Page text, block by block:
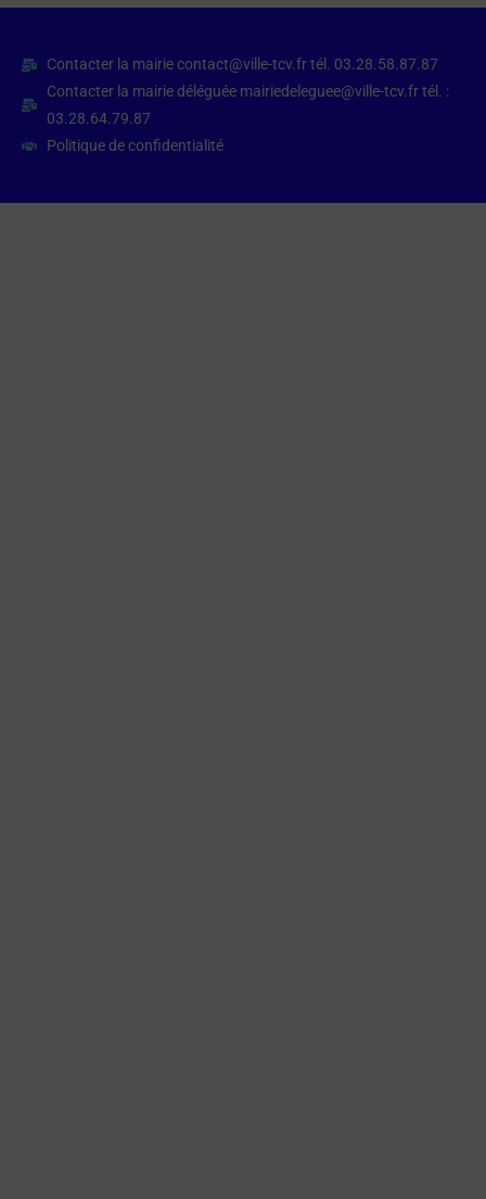
Contacter la mairie contact@ville-tcv.fr tél. 03.28.58.87.87
Contacter la mairie déléguée mairiedeleguee@ville-tcv.fr tél. :
03.28.64.79.87
Politique de confidentialité